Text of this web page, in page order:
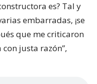
es? Tal y
embarradas, ¡se
que me criticaron
justa razón”,